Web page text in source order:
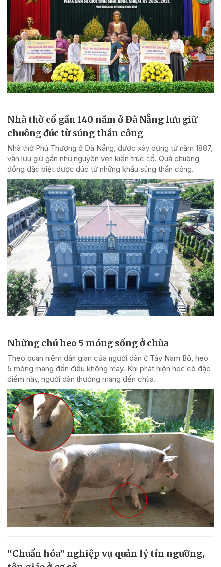
Nhà thờ cổ gần 140 năm ở Đà Nẵng lưu giữ
chuông đúc từ súng thần công
Nhà thờ Phú Thượng ở Đà Nẵng, được xây dựng từ năm 1887,
vẫn lưu giữ gần như nguyên vẹn kiến trúc cổ. Quả chuông
đồng đặc biệt được đúc từ những khẩu súng thần công.
Những chú heo 5 móng sống ở chùa
Theo quan niệm dân gian của người dân ở Tây Nam Bộ, heo
5 móng mang đến điều không may. Khi phát hiện heo có đặc
điểm này, người dân thường mang đến chùa.
“Chuẩn hóa” nghiệp vụ quản lý tín ngưỡng,